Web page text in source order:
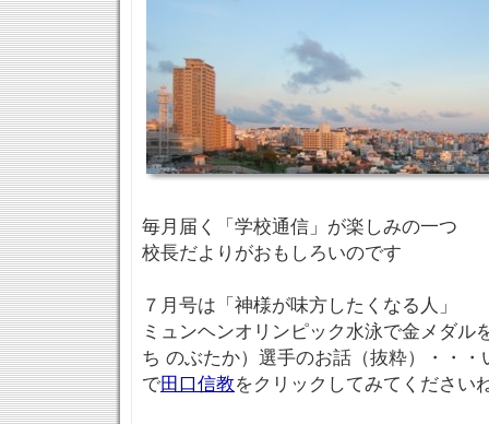
毎月届く「学校通信」が楽しみの一つ
校長だよりがおもしろいのです
７月号は「神様が味方したくなる人」
ミュンヘンオリンピック水泳で金メダル
ち のぶたか）選手のお話（抜粋）・・
で田口信教をクリックしてみてください